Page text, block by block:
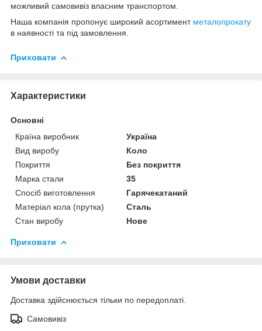
можливий самовивіз власним транспортом.
Наша компанія пропонує широкий асортимент металопрокату
в наявності та під замовлення.
Приховати
Характеристики
Основні
Країна виробник
Україна
Вид виробу
Коло
Покриття
Без покриття
Марка стали
35
Спосіб виготовлення
Гарячекатаний
Матеріал кола (прутка)
Сталь
Стан виробу
Нове
Приховати
Умови доставки
Доставка здійснюється тільки по передоплаті.
Самовивіз